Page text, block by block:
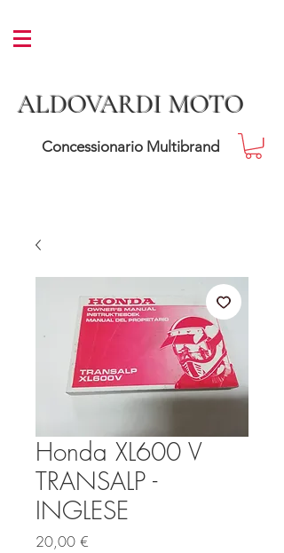
ALDOVARDI MOTO
Concessionario Multibrand
Honda XL600 V
TRANSALP -
INGLESE
20,00 €